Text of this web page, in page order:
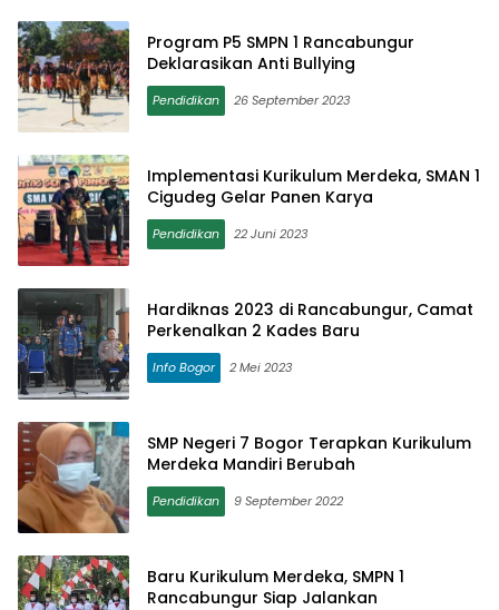
Program P5 SMPN 1 Rancabungur
Deklarasikan Anti Bullying
Pendidikan 26 September 2023
Implementasi Kurikulum Merdeka, SMAN 1
Cigudeg Gelar Panen Karya
Pendidikan 22 Juni 2023
Hardiknas 2023 di Rancabungur, Camat
Perkenalkan 2 Kades Baru
Info Bogor 2 Mei 2023
SMP Negeri 7 Bogor Terapkan Kurikulum
Merdeka Mandiri Berubah
Pendidikan 9 September 2022
Baru Kurikulum Merdeka, SMPN 1
Rancabungur Siap Jalankan